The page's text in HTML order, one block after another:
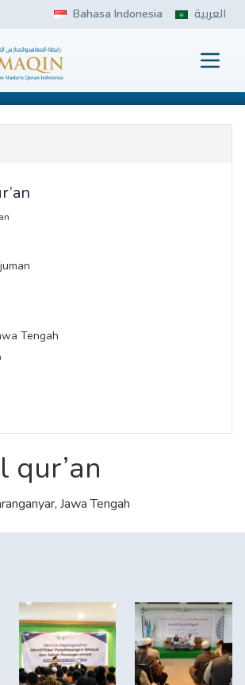
Bahasa Indonesia العربية
Tengah
qur’an
Jawa Tengah